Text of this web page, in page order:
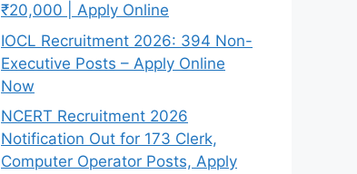
₹20,000 | Apply Online
IOCL Recruitment 2026: 394 Non-
Executive Posts – Apply Online
Now
NCERT Recruitment 2026
Notification Out for 173 Clerk,
Computer Operator Posts, Apply